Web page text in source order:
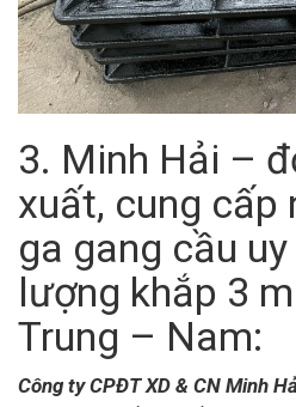
3. Minh Hải –
xuất, cung cấp
ga gang cầu
lượng khắp 3
Trung – Nam:
Công ty CPĐT XD & CN Minh